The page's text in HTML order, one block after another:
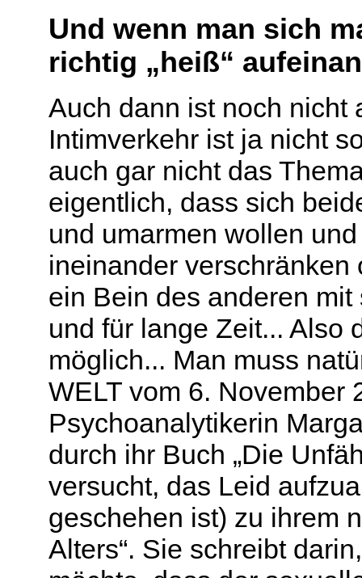
Und wenn man sich
richtig „heiß“
Auch dann ist noch nicht
Intimverkehr ist ja nicht
auch gar nicht das
eigentlich, dass sich
und umarmen wollen
ineinander
ein Bein des anderen
und für lange Zeit... Also
möglich... Man muss
WELT vom 6. November
Psychoanalytikerin
durch ihr Buch „Die
versucht, das Leid
geschehen ist) zu ihrem
Alters“. Sie schreibt